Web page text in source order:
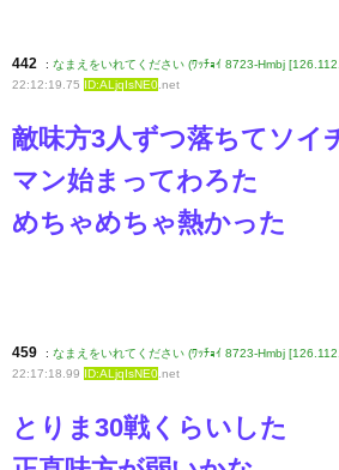
442 : なまえをいれてください (ﾜｯﾁｮｲ 8723-Hmbj
22:12:19.75 ID:ALjqIsNE0 .net
敵味方3人ずつ落ちてソイ
マン始まってわろた
めちゃめちゃ熱かった
459 : なまえをいれてください (ﾜｯﾁｮｲ 8723-Hmbj
22:17:18.99 ID:ALjqIsNE0.net
とりま30戦くらいした